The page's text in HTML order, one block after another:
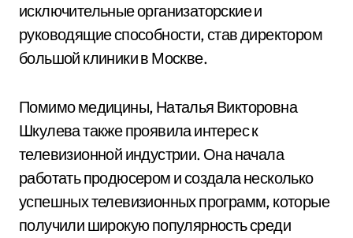
исключительные организаторские и
руководящие способности, став директором
большой клиники в Москве.
Помимо медицины, Наталья Викторовна
Шкулева также проявила интерес к
телевизионной индустрии. Она начала
работать продюсером и создала несколько
успешных телевизионных программ, которые
получили широкую популярность среди